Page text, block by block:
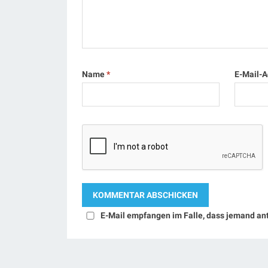
Name* E-Mail-
E-Mail empfangen im Falle, dass jemand